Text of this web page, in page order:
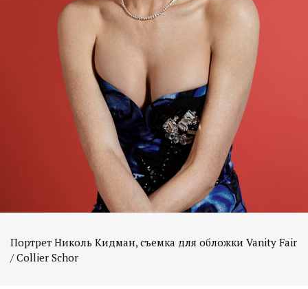
Портрет Николь Кидман, съемка для обложки Vanity Fair
/ Collier Schor